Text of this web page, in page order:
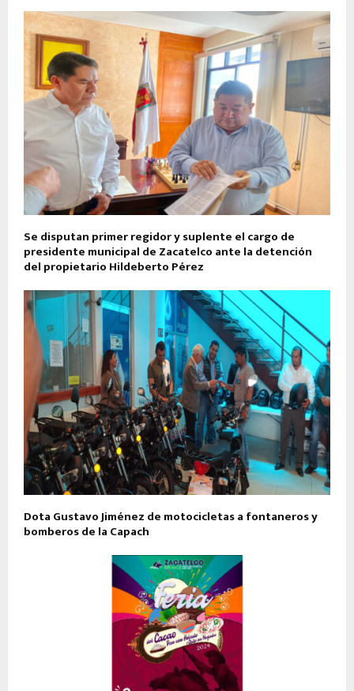
Se disputan primer regidor y suplente el cargo de
presidente municipal de Zacatelco ante la detención
del propietario Hildeberto Pérez
Dota Gustavo Jiménez de motocicletas a fontaneros y
bomberos de la Capach